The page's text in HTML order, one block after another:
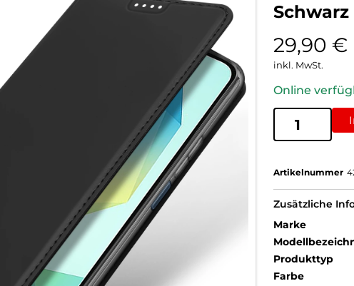
Schwarz
29,90 €
inkl. MwSt.
Online
Artikelnummer
Zusätzliche
Marke
Produkttyp
Farbe